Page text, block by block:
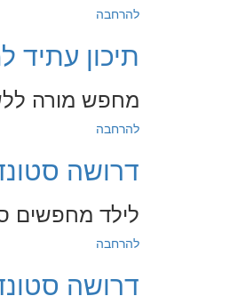
להרחבה
תיכון עתיד
מחפש מורה
להרחבה
דרושה
לילד מחפשים
להרחבה
דרושה